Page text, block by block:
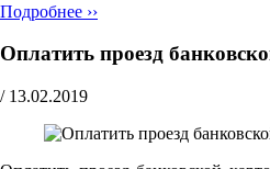
Подробнее ››
Оплатить проезд
/ 13.02.2019